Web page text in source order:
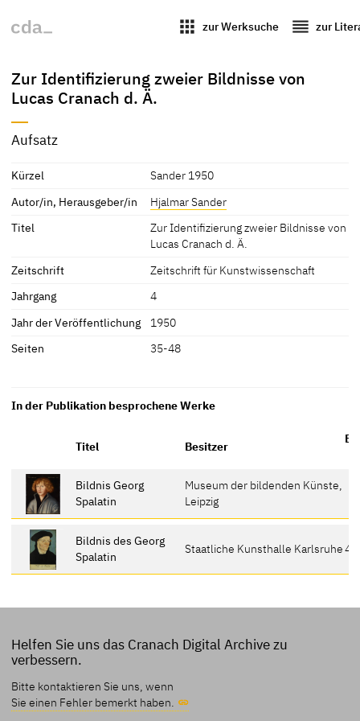
apps zur Werksuche reorder zur
Zur Identifizierung zweier Bildnisse von
Lucas Cranach d. Ä.
Aufsatz
Kürzel
Sander 1950
Autor/in, Herausgeber/in
Hjalmar Sander
Titel
Zur Identifizierung zweier Bildnisse von
Lucas Cranach d. Ä.
Zeitschrift
Zeitschrift für Kunstwissenschaft
Jahrgang
4
Jahr der Veröffentlichung
1950
Seiten
35-48
In der Publikation besprochene Werke
Titel Besitzer
Bildnis Georg
Spalatin
Museum der bildenden Künste,
Leipzig
Bildnis des Georg
Spalatin
Staatliche Kunsthalle Karlsruhe48
Helfen Sie uns das Cranach Digital Archive zu
verbessern.
Bitte kontaktieren Sie uns, wenn
Sie einen Fehler bemerkt haben.